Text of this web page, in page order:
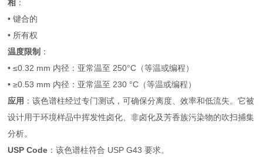
相 ：
• 键合的
• 所有权
温度限制 ：
• ≤0.32 mm 内径：亚常温至 250°C（等温或编程）
• ≥0.53 mm 内径：亚常温至 230 °C（等温或编程）
应用 ：该色谱柱经过专门测试，可确保分离度、效率和低流失。它被
设计用于环境样品中挥发性卤化、非卤化及芳香族污染物的吹扫捕集
分析。
USP Code ：该色谱柱符合 USP G43 要求。